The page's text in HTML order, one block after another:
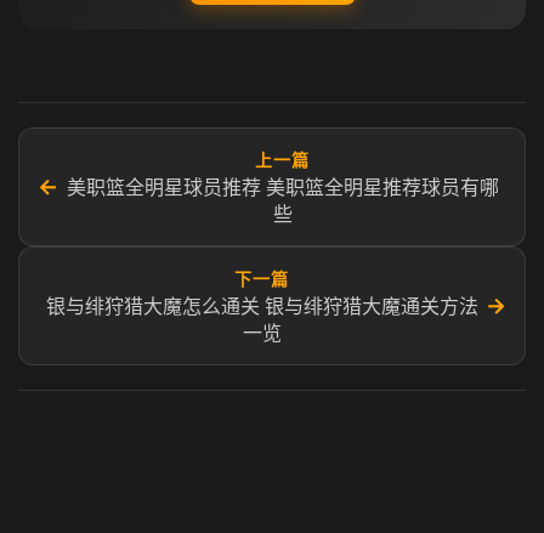
←
上一篇
美职篮全明星球员推荐 美职篮全明星推荐球员有哪
些
下一篇
银与绯狩猎大魔怎么通关 银与绯狩猎大魔通关方法
一览
→